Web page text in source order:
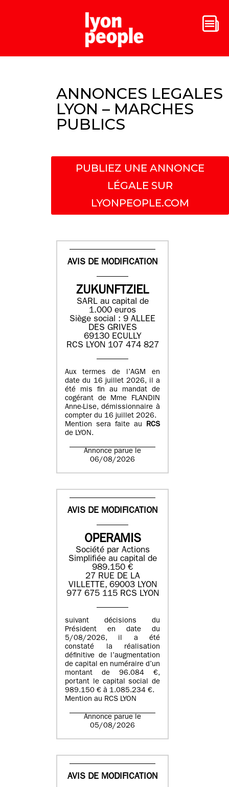
ANNONCES LEGALES
LYON – MARCHES
PUBLICS
PUBLIEZ UNE ANNONCE
LÉGALE SUR
LYONPEOPLE.COM
AVIS DE MODIFICATION
ZUKUNFTZIEL
SARL au capital de
1.000 euros
Siège social : 9 ALLEE
DES GRIVES
69130 ECULLY
RCS LYON 107 474 827
Aux termes de l’AGM en
date du 16 juillet 2026, il a
été mis fin au mandat de
cogérant de Mme FLANDIN
Anne-Lise, démissionnaire à
compter du 16 juillet 2026.
Mention sera faite au RCS
de LYON.
Annonce parue le
06/08/2026
AVIS DE MODIFICATION
OPERAMIS
Société par Actions
Simplifiée au capital de
989.150 €
27 RUE DE LA
VILLETTE, 69003 LYON
977 675 115 RCS LYON
suivant décisions du
Président en date du
5/08/2026, il a été
constaté la réalisation
définitive de l’augmentation
de capital en numéraire d’un
montant de 96.084 €,
portant le capital social de
989.150 € à 1.085.234 €.
Mention au RCS LYON
Annonce parue le
05/08/2026
AVIS DE MODIFICATION